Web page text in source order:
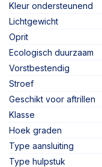
Kleur ondersteunend
Lichtgewicht
Oprit
Ecologisch duurzaam
Vorstbestendig
Stroef
Geschikt voor aftrillen
Klasse
Hoek graden
Type aansluiting
Type hulpstuk